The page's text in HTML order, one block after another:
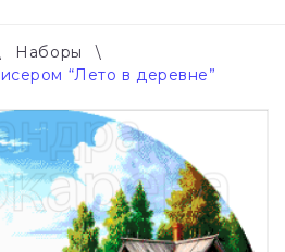
Наборы
\
“Лето в деревне”